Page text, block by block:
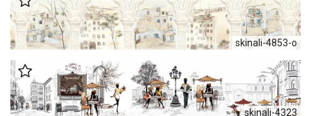
skinali-4853-o
skinali-4323